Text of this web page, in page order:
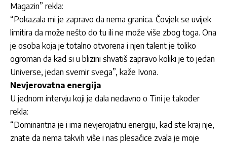
Magazin” rekla:
“Pokazala mi je zapravo da nema granica. Čovjek se uvijek
limitira da može nešto do tu ili ne može više zbog toga. Ona
je osoba koja je totalno otvorena i njen talent je toliko
ogroman da kad si u blizini shvatiš zapravo koliki je to jedan
Universe, jedan svemir svega”, kaže Ivona.
Nevjerovatna energija
U jednom intervju koji je dala nedavno o Tini je također
rekla:
“Dominantna je i ima nevjerojatnu energiju, kad ste kraj nje,
znate da nema takvih više i nas plesačice zvala je moje